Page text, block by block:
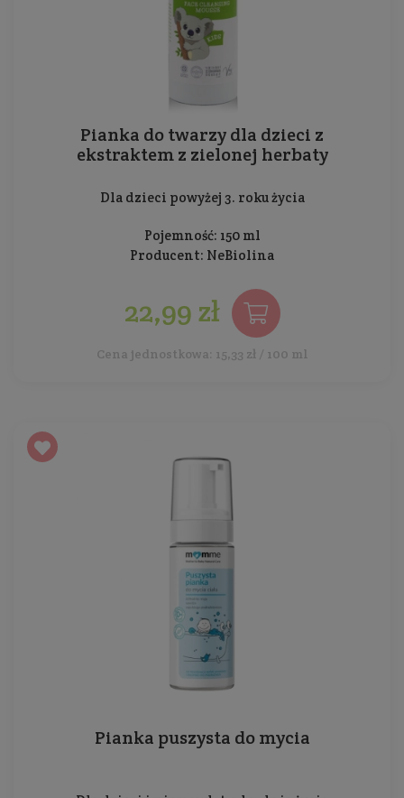
Pianka do twarzy dla dzieci z
ekstraktem z zielonej herbaty
Dla dzieci powyżej 3. roku życia
Pojemność: 150 ml
Producent: NeBiolina
22,99 zł
Cena jednostkowa: 15,33 zł / 100 ml
Pianka puszysta do mycia